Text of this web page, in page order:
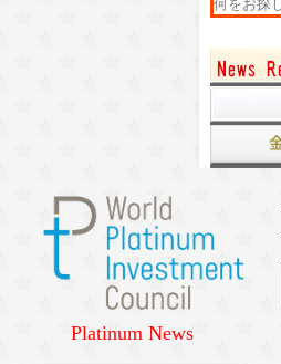
Platinum News